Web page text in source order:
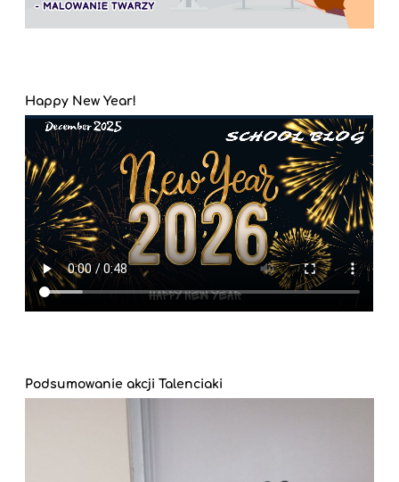
Happy New Year!
Podsumowanie akcji Talenciaki